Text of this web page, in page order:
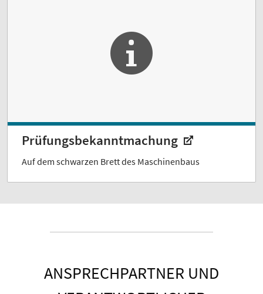
Prüfungsbekanntmachung
Auf dem schwarzen Brett des Maschinenbaus
ANSPRECHPARTNER UND